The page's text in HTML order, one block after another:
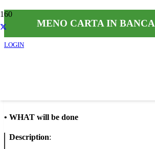
LOGIN
MENO CARTA IN BANCA
• WHAT will be done
Description: